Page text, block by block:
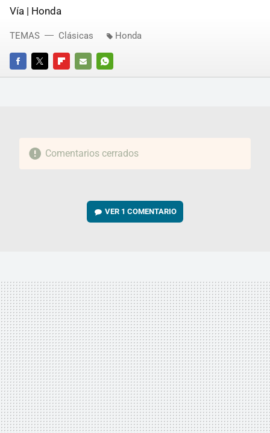
Vía | Honda
FACEBOOKTWITTERFLIPBOARD
E-
WHATSAPP
TEMAS Clásicas Honda
Comentarios cerrados
VER 1 COMENTARIO